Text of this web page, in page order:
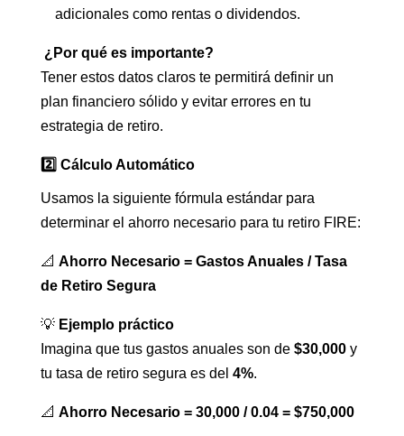
adicionales como rentas o dividendos.
¿Por qué es importante?
Tener estos datos claros te permitirá definir un
plan financiero sólido y evitar errores en tu
estrategia de retiro.
2️⃣ Cálculo Automático
Usamos la siguiente fórmula estándar para
determinar el ahorro necesario para tu retiro FIRE:
📐 Ahorro Necesario = Gastos Anuales / Tasa
de Retiro Segura
💡 Ejemplo práctico
Imagina que tus gastos anuales son de $30,000y
tu tasa de retiro segura es del 4%.
📐 Ahorro Necesario = 30,000 / 0.04 = $750,000